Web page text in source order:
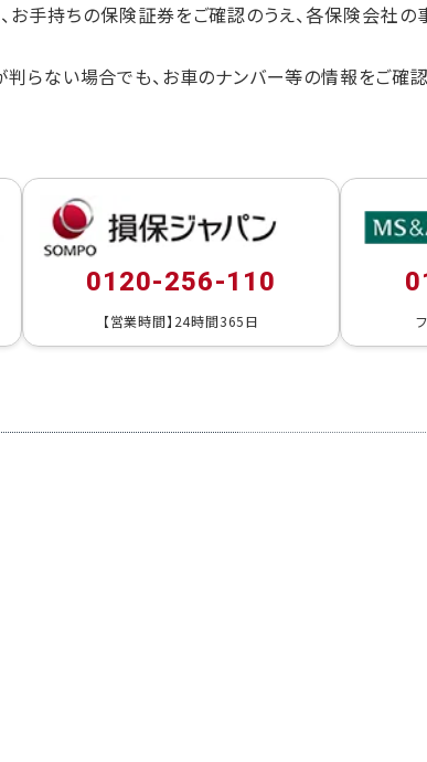
お手持ちの保険証券をご確認のうえ、各保険会社
らない場合でも、お車のナンバー等の情報をご確
0120-256-110
【営業時間】24時間365日